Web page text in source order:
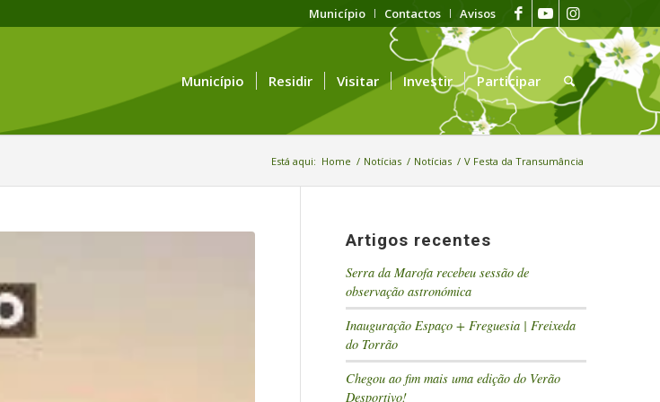
Município Contactos Avisos
Município Residir Visitar Investir Participar
Está aqui: Home / Notícias / Notícias / V Festa da Transumância
Artigos recentes
Serra da Marofa recebeu sessão de
observação astronómica
Inauguração Espaço + Freguesia | Freixeda
do Torrão
Chegou ao fim mais uma edição do Verão
Desportivo!